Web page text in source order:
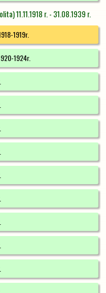
11.11.1918 r. - 31.08.1939 r.
1919r.
1924r.